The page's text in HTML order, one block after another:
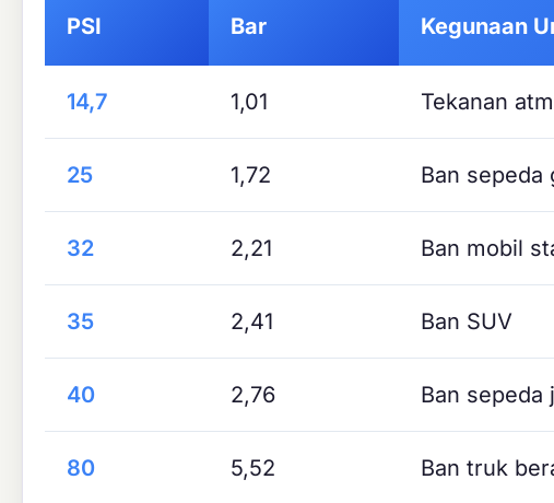
PSI Bar Kegunaan
14,7 1,01 Tekanan
25 1,72 Ban sepeda
32 2,21 Ban mobil
35 2,41 Ban SUV
40 2,76 Ban sepeda
80 5,52 Ban truk